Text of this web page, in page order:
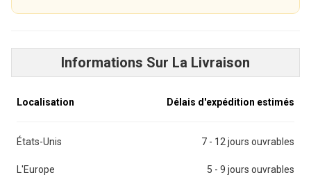
Informations Sur La Livraison
Localisation Délais d'expédition estimés
États-Unis 7 - 12 jours ouvrables
L'Europe 5 - 9 jours ouvrables